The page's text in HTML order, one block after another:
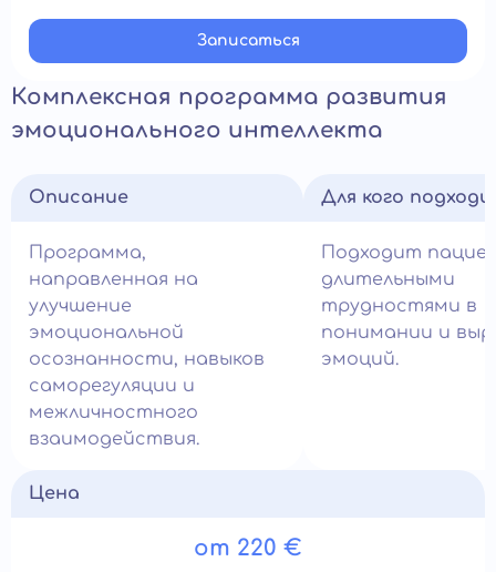
Записатьcя
Комплексная программа развития
эмоционального интеллекта
Описание
Программа,
направленная на
улучшение
эмоциональной
осознанности, навыков
саморегуляции и
межличностного
взаимодействия.
Для кого
Подходит
длительными
трудностями в
понимании и
эмоций.
Цена
от 220 €